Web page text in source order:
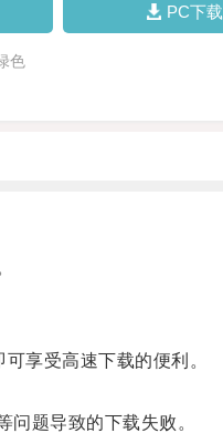
PC下载
色
享受高速下载的便利。
题导致的下载失败。